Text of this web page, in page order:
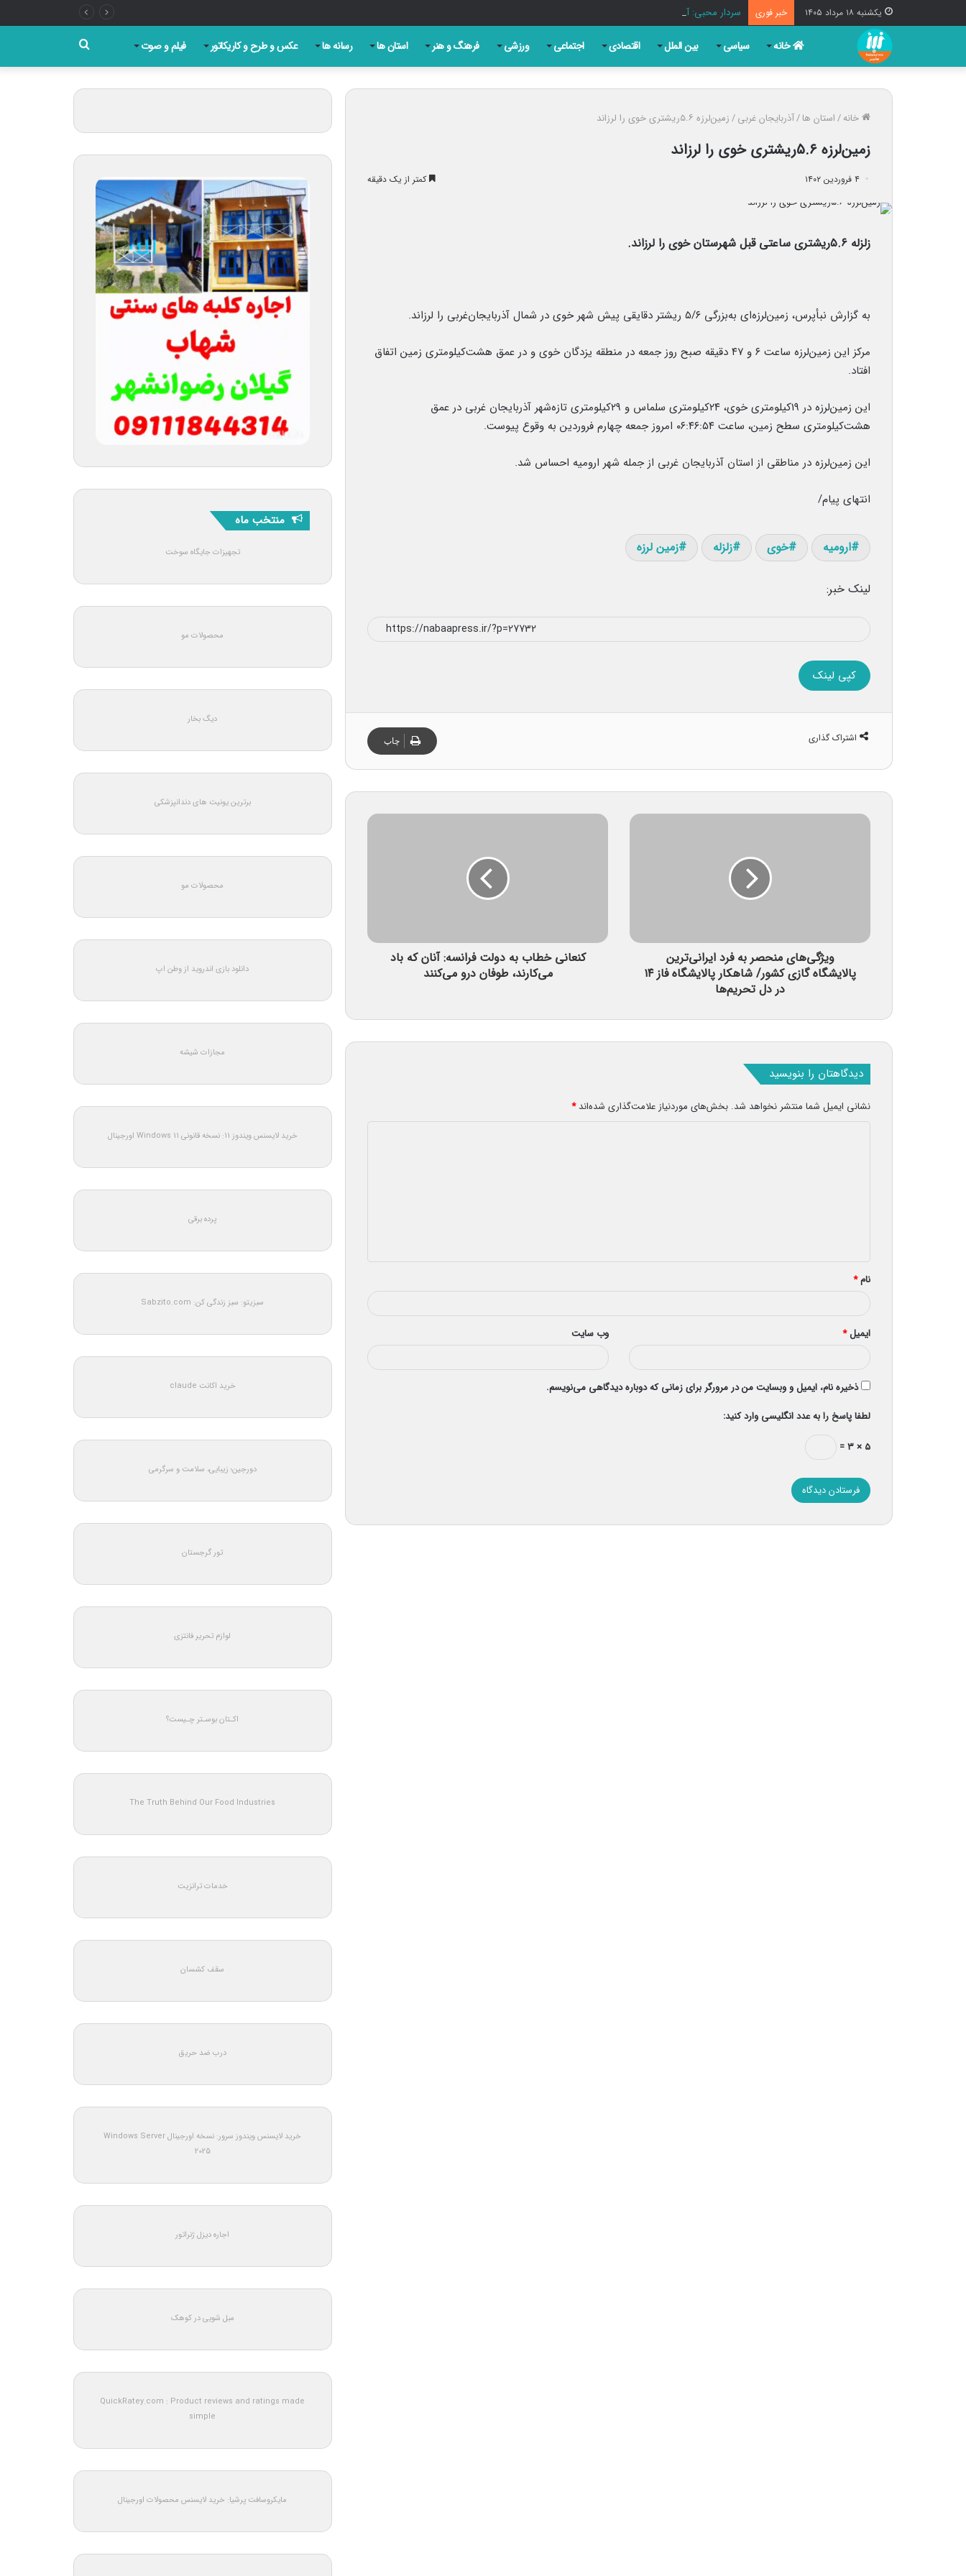
یکشنبه ۱۸ مرداد ۱۴۰۵ خبر فوری سردار محبی: آمریکا در این جنگ بدون دستاورد، شکست خود را پذیرفته است
خانه سیاسی بین الملل اقتصادی اجتماعی ورزشی فرهنگ و هنر استان ها رسانه ها عکس و طرح و کاریکاتور فیلم و صوت
برای
خانه/استان ها/آذربایجان غربی/زمین‌لرزه ۵.۶ریشتری خوی را لرزاند
زمین‌لرزه ۵.۶ریشتری خوی را لرزاند
۴ فروردین ۱۴۰۲ کمتر از یک دقیقه
زلزله ۵.۶ریشتری ساعتی قبل شهرستان خوی را لرزاند.
به گزارش نبأپرس، زمین‌لرزه‌ای به‌بزرگی ۵/۶ ریشتر دقایقی پیش شهر خوی در شمال آذربایجان‌غربی را لرزاند.
مرکز این زمین‌لرزه ساعت ۶ و ۴۷ دقیقه صبح روز جمعه در منطقه یزدگان خوی و در عمق هشت‌کیلومتری زمین اتفاق
افتاد.
این زمین‌لرزه در ۱۹کیلومتری خوی، ۲۴کیلومتری سلماس و ۲۹کیلومتری تازه‌شهر آذربایجان غربی در عمق
هشت‌کیلومتری سطح زمین، ساعت ۰۶:۴۶:۵۴ امروز جمعه چهارم فروردین به وقوع پیوست.
این زمین‌لرزه در مناطقی از استان آذربایجان غربی از جمله شهر ارومیه احساس شد.
انتهای پیام/
ارومیه خوی زلزله زمین لرزه
لینک خبر:
کپی لینک
اشتراک گذاری چاپ
ویژگی‌های منحصر به فرد ایرانی‌ترین
پالایشگاه گازی کشور/ شاهکار پالایشگاه فاز ۱۴
در دل تحریم‌ها
کنعانی خطاب به دولت فرانسه: آنان که باد
می‌کارند، طوفان درو می‌کنند
دیدگاهتان را بنویسید
نشانی ایمیل شما منتشر نخواهد شد. بخش‌های موردنیاز علامت‌گذاری شده‌اند*
*
نام*
ایمیل* وب‌ سایت
ذخیره نام، ایمیل و وبسایت من در مرورگر برای زمانی که دوباره دیدگاهی می‌نویسم.
لطفا پاسخ را به عدد انگلیسی وارد کنید:
۵ × ۳ =
منتخب ماه
تجهیزات جایگاه سوخت
محصولات مو
دیگ بخار
برترین یونیت های دندانپزشکی
محصولات مو
دانلود بازی اندروید از وطن اپ
مجازات شیشه
خرید لایسنس ویندوز 11: نسخه قانونی Windows 11 اورجینال
پرده برقی
سبزیتو: سبز زندگی کن: Sabzito.com
خرید اکانت claude
دورجین؛ زیبایی، سلامت و سرگرمی
تور گرجستان
لوازم تحریر فانتزی
اکـتان بوسـتر چـیست؟
The Truth Behind Our Food Industries
خدمات ترانزیت
سقف کشسان
درب ضد حریق
خرید لایسنس ویندوز سرور: نسخه اورجینال Windows Server
2025
اجاره دیزل ژنراتور
مبل شویی در کوهک
QuickRatey.com : Product reviews and ratings made
simple
مایکروسافت پرشیا: خرید لایسنس محصولات اورجینال